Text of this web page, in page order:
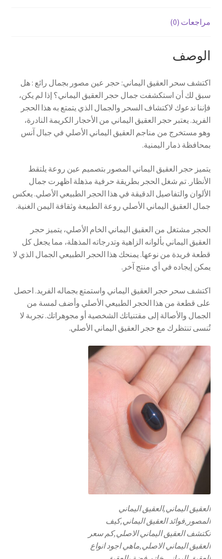
مراجعات (0)
الوصف
اكتشف سحر العقيق اليماني: حجر عين مصور بجمال رائع : هل
سبق لك أن استكشفت جمال حجر العقيق اليماني؟ إذا لم يكن،
فإننا ندعوك لاكتشاف السحر والجمال الذي يتمتع به هذا الحجر
الفريد. يعتبر حجر العقيق اليماني من الأحجار الكريمة النادرة،
وهو مستخرج من مناجم العقيق اليماني الأصلي في جبال آنس
بمحافظة ذمار اليمنية.
يتميز حجر العقيق اليماني المصور بتصميم عين روعة يلتقط
الأنظار. تم شغل الحجر بطريقة حرفية مذهلة اظهرت جمال
الألوان والتفاصيل الدقيقة في هذا الحجر الطبيعي الأصلي. يعكس
جمال العقيق اليماني الأصلي روعة الطبيعة وثقافة اليمن الغنية.
الحجر مشتغل من العقيق اليماني الخام الأصلي، يتميز حجر
العقيق اليماني بألوانه الزاهية وتدرجاته المذهلة، مما يجعل كل
قطعة فريدة من نوعها. يمنحك هذا الحجر الطبيعي الجمال الذي لا
يمكن إيجاده في أي منتج آخر.
اكتشف سحر حجر العقيق اليماني واستمتع بجماله الفريد. احصل
على قطعة من هذا الحجر الطبيعي الأصلي وأضف لمسة من
الجمال والأصالة إلى مقتنياتك الشخصية أو مجوهراتك. تجربة لا
تُنسى تنتظرك مع حجر العقيق اليماني الأصلي.
العقيق اليماني,العقيق اليماني
المصور,فوائد العقيق اليماني,كيف
تكتشف العقيق اليماني الاصلي,كم سعر
العقيق اليماني الاصلي,ماهي اجود انواع